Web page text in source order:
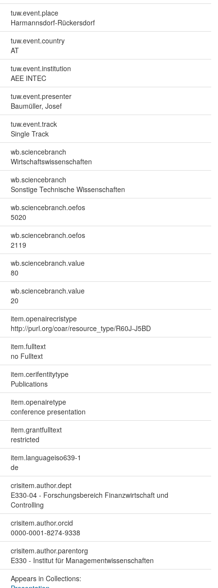
tuw.event.place
Harmannsdorf-Rückersdorf
tuw.event.country
AT
tuw.event.institution
AEE INTEC
tuw.event.presenter
Baumüller, Josef
tuw.event.track
Single Track
wb.sciencebranch
Wirtschaftswissenschaften
wb.sciencebranch
Sonstige Technische Wissenschaften
wb.sciencebranch.oefos
5020
wb.sciencebranch.oefos
2119
wb.sciencebranch.value
80
wb.sciencebranch.value
20
item.openairecristype
http://purl.org/coar/resource_type/R60J-J5BD
item.fulltext
no Fulltext
item.cerifentitytype
Publications
item.openairetype
conference presentation
item.grantfulltext
restricted
item.languageiso639-1
de
crisitem.author.dept
E330-04 - Forschungsbereich Finanzwirtschaft und
Controlling
crisitem.author.orcid
0000-0001-8274-9338
crisitem.author.parentorg
E330 - Institut für Managementwissenschaften
Appears in Collections: